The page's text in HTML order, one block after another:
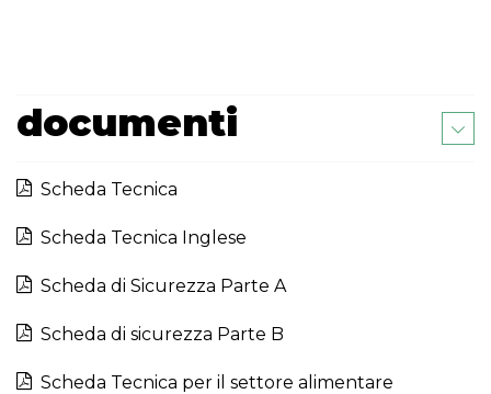
documenti
Scheda Tecnica
Scheda Tecnica Inglese
Scheda di Sicurezza Parte A
Scheda di sicurezza Parte B
Scheda Tecnica per il settore alimentare